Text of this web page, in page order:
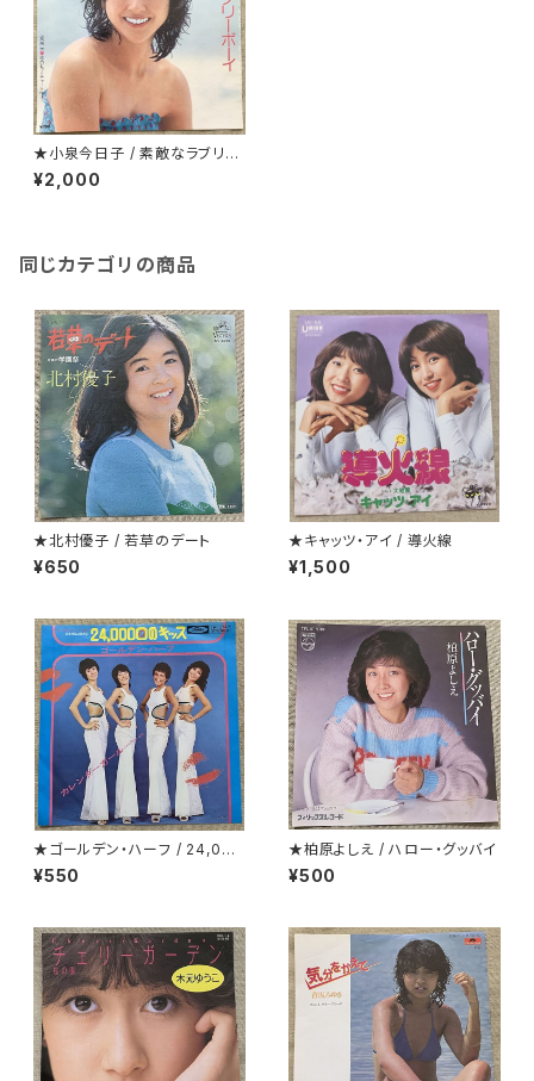
★小泉今日子 / 素敵なラブリー
ボーイ 別ジャケ
¥2,000
同じカテゴリの商品
★北村優子 / 若草のデート
¥650
★キャッツ・アイ / 導火線
¥1,500
★ゴールデン・ハーフ / 24,000
回のキッス(24 Milabaci)
¥550
★柏原よしえ / ハロー・グッバイ
¥500